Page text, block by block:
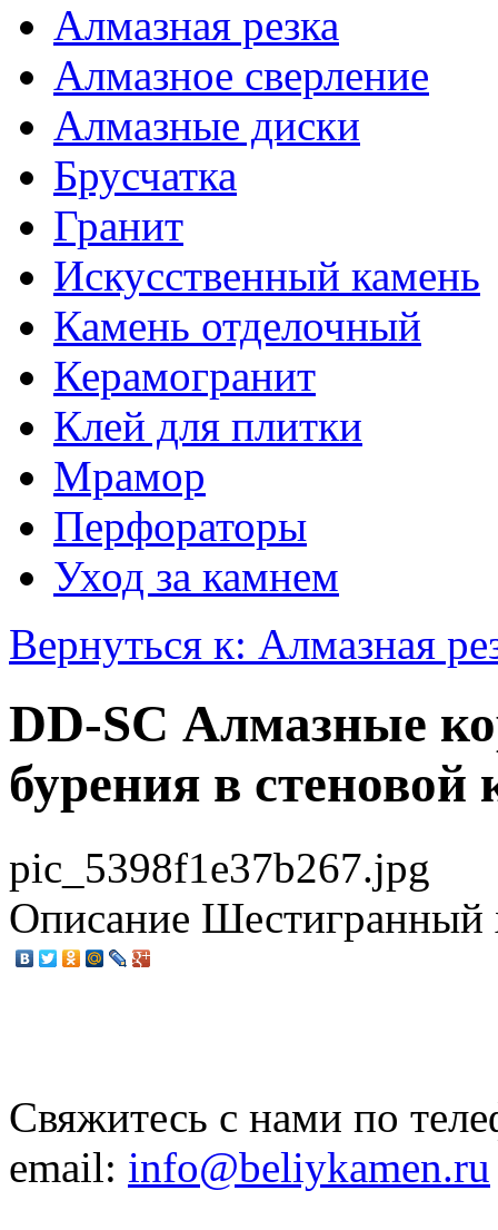
Алмазная резка
Алмазное сверление
Алмазные диски
Брусчатка
Гранит
Искусственный камень
Камень отделочный
Керамогранит
Клей для плитки
Мрамор
Перфораторы
Уход за камнем
Вернуться к: Алмазная
DD-SC Алмазные
бурения в стеновой
pic_5398f1e37b267.jpg
Описание Шестигранный
Свяжитесь с нами по
email: info@beliykamen.ru